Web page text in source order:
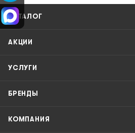
КАТАЛОГ
АКЦИИ
УСЛУГИ
БРЕНДЫ
КОМПАНИЯ